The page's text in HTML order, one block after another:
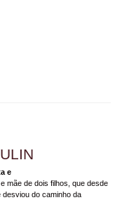
e
mãe de dois filhos, que desde
do caminho da